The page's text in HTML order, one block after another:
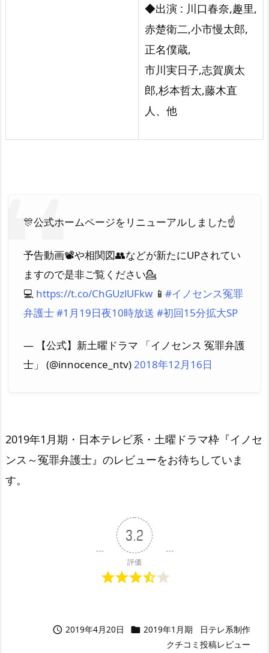
◆出演 : 川口春奈,趣里,
赤楚衛二,小市慢太郎,
正名僕蔵,
市川実日子,志賀廣太
郎,杉本哲太,藤木直
人、他
🎊公式ホームページをリニューアルしました☝
予告動画📽や相関図👥などが新たにUPされてい
ますので是非ご覧ください💁
💻 https://t.co/ChGUzlUFkw 📱 #イノセンス冤罪
弁護士#1月19日夜10時放送 #初回15分拡大SP
— 【公式】新土曜ドラマ 「イノセンス 冤罪弁護
士」 (@innocence_ntv)2018年12月16日
2019年1月期・日本テレビ系・土曜ドラマ枠『イノセ
ンス～冤罪弁護士』のレビューをお待ちしていま
す。
3.2
評価
 2019年4月20日  2019年1月期
日テレ系制作
クチコミ投稿レビュー